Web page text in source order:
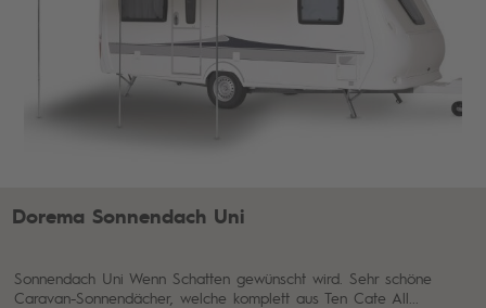
Dorema Sonnendach Uni
Sonnendach Uni Wenn Schatten gewünscht wird. Sehr schöne
Caravan-Sonnendächer, welche komplett aus Ten Cate All...